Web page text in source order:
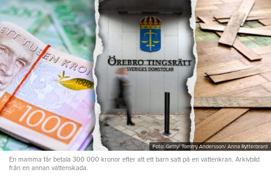
Foto: Getty/ Tommy Andersson/ Anna Rytterbrant
En mamma får betala 300 000 kronor efter att ett barn satt på en vattenkran. Arkivbild
från en annan vattenskada.